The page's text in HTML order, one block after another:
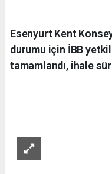
Esenyurt Kent
durumu için İBB
tamamlandı, ihale